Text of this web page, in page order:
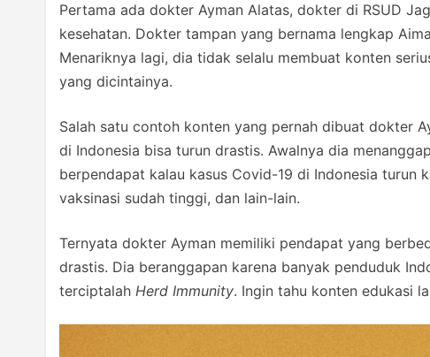
Pertama ada dokter Ayman Alatas, dokter di RSUD
kesehatan. Dokter tampan yang bernama lengkap
Menariknya lagi, dia tidak selalu membuat konten
yang dicintainya.
Salah satu contoh konten yang pernah dibuat dokter
di Indonesia bisa turun drastis. Awalnya dia
berpendapat kalau kasus Covid-19 di Indonesia turun
vaksinasi sudah tinggi, dan lain-lain.
Ternyata dokter Ayman memiliki pendapat yang
drastis. Dia beranggapan karena banyak penduduk
terciptalah Herd Immunity. Ingin tahu konten edukasi